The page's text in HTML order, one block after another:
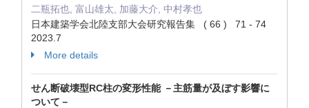
二瓶拓也, 富山雄太, 加藤大介, 中村孝也
日本建築学会北陸支部大会研究報告集 ( 66 ) 71 - 74
2023.7
More details
せん断破壊型RC柱の変形性能 －主筋量が及ぼす影響に
ついて－